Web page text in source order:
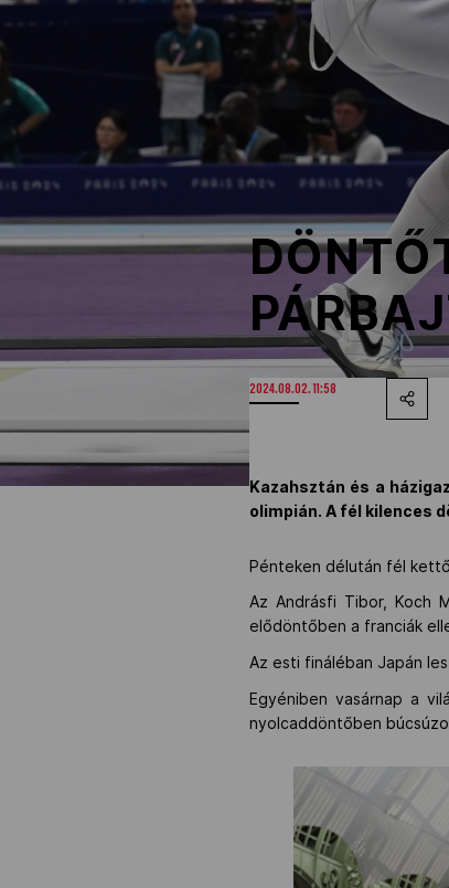
Társszervezetek
OVEP
Adatbank
2024.08.02. 11:58
Kazahsztán és a
olimpián. A fél kilences
Pénteken délután fél
Az Andrásfi Tibor, Koch
elődöntőben a franciák
Az esti fináléban Japán
Egyéniben vasárnap a
nyolcaddöntőben